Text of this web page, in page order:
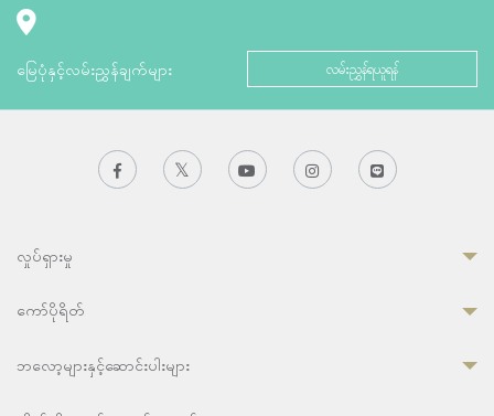
မြေပုံနှင့်လမ်းညွှန်ချက်များ လမ်းညွှန်ရယူရန်
လှုပ်ရှားမှု
ကော်ပိုရိတ်
ဘလော့များနှင့်ဆောင်းပါးများ